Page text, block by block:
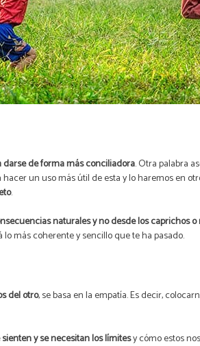
darse de forma más conciliadora. Otra palabra
un uso más útil de esta y lo haremos en
.
naturales y no desde los caprichos
más coherente y sencillo que te ha pasado.
del otro, se basa en la empatía. Es decir,
y se necesitan los límitesy cómo estos